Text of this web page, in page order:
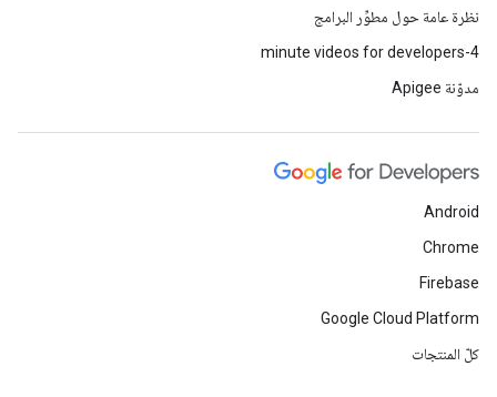
نظرة عامة حول مطوِّر البرامج
4-minute videos for developers
مدوّنة Apigee
Android
Chrome
Firebase
Google Cloud Platform
كلّ المنتجات